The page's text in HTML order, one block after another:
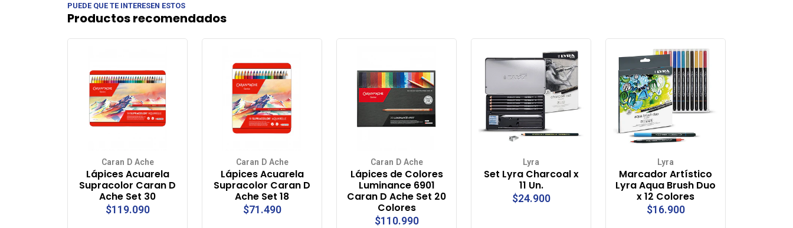
PUEDE QUE TE INTERESEN ESTOS
Productos recomendados
Caran D Ache
Lápices Acuarela
Supracolor Caran D
Ache Set 30
$119.090
Caran D Ache
Lápices Acuarela
Supracolor Caran D
Ache Set 18
$71.490
Caran D Ache
Lápices de Colores
Luminance 6901
Caran D Ache Set 20
Colores
$110.990
Lyra
Set Lyra Charcoal x
11 Un.
$24.900
Lyra
Marcador Artístico
Lyra Aqua Brush Duo
x 12 Colores
$16.900